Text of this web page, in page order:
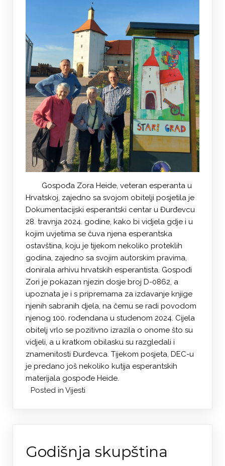
Gospođa Zora Heide, veteran esperanta u
Hrvatskoj, zajedno sa svojom obitelji posjetila je
Dokumentacijski esperantski centar u Đurđevcu
28. travnja 2024. godine, kako bi vidjela gdje i u
kojim uvjetima se čuva njena esperantska
ostavština, koju je tijekom nekoliko proteklih
godina, zajedno sa svojim autorskim pravima,
donirala arhivu hrvatskih esperantista. Gospođi
Zori je pokazan njezin dosje broj D-0862, a
upoznata je i s pripremama za izdavanje knjige
njenih sabranih djela, na čemu se radi povodom
njenog 100. rođendana u studenom 2024. Cijela
obitelj vrlo se pozitivno izrazila o onome što su
vidjeli, a u kratkom obilasku su razgledali i
znamenitosti Đurđevca. Tijekom posjeta, DEC-u
je predano još nekoliko kutija esperantskih
materijala gospođe Heide.
Posted in Vijesti
Godišnja skupština